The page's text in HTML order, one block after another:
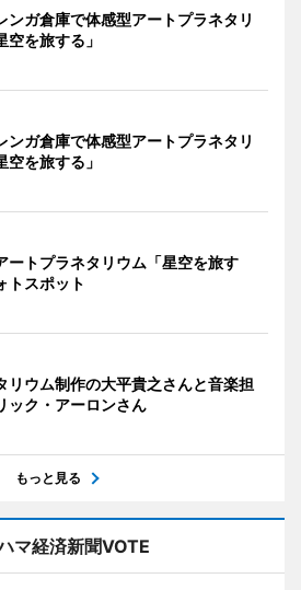
ンガ倉庫で体感型アートプラネタリ
空を旅する」
ンガ倉庫で体感型アートプラネタリ
空を旅する」
ートプラネタリウム「星空を旅す
トスポット
リウム制作の大平貴之さんと音楽担
ック・アーロンさん
もっと見る
マ経済新聞VOTE